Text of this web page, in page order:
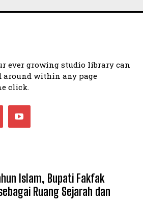
ever growing studio library can
around within any page
click.
Islam, Bupati Fakfak
Ruang Sejarah dan